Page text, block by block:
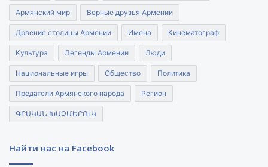
Армянский мир Верные друзья Армении
Дрвение столицы Армении Имена Кинематограф
Культура Легенды Армении Люди
Национальные игры Общество Политика
Предатели Армянского народа Регион
ԳՐԱԿԱՆ ԽԱՉՄԵՐՈւԿ
Найти нас на Facebook